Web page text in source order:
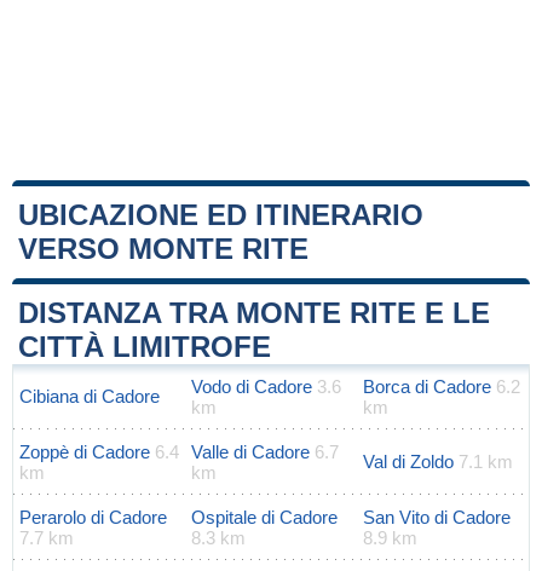
UBICAZIONE ED ITINERARIO
VERSO MONTE RITE
+
−
Leaflet|Map data ©
DISTANZA TRA MONTE RITE E LE
CITTÀ LIMITROFE
Cibiana di Cadore Vodo di Cadore 3.6
km
Borca di Cadore 6.2
km
Zoppè di Cadore 6.4
km
Valle di Cadore 6.7
km
Val di Zoldo 7.1 km
Perarolo di Cadore
7.7 km
Ospitale di Cadore
8.3 km
San Vito di Cadore
8.9 km